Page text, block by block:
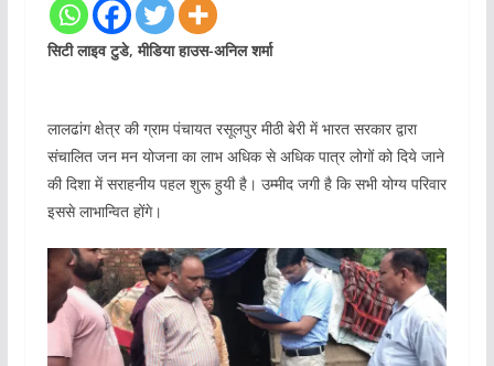
सिटी लाइव टुडे, मीडिया हाउस-अनिल शर्मा
लालढांग क्षेत्र की ग्राम पंचायत रसूलपुर मीठी बेरी में भारत सरकार द्वारा
संचालित जन मन योजना का लाभ अधिक से अधिक पात्र लोगों को दिये जाने
की दिशा में सराहनीय पहल शुरू हुयी है। उम्मीद जगी है कि सभी योग्य परिवार
इससे लाभान्वित होंगे।